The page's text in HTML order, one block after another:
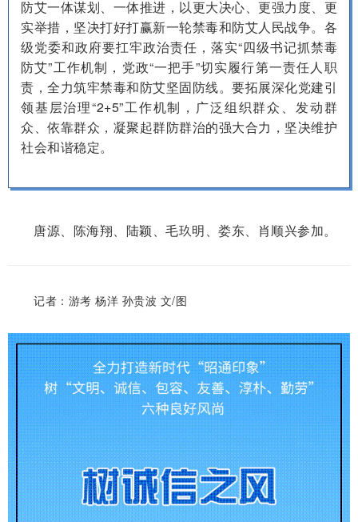
防艾一体谋划、一体推进，以更大决心、更强力度、更
实举措，坚决打好打赢新一轮禁毒和防艾人民战争。各
级党委和政府要扛牢政治责任，落实“四级书记抓禁毒
防艾”工作机制，党政“一把手”切实履行第一责任人职
责，全力筑牢禁毒和防艾坚固防线。要拓展深化党建引
领基层治理“2+5”工作机制，广泛组织群众、发动群
众、依靠群众，凝聚起群防群治的强大合力，坚决维护
社会和谐稳定。
唐源、陈海翔、陆颖、毛玖明、娄东、肖顺兴参加。
记者：游考 杨洋 孙贵波 文/图